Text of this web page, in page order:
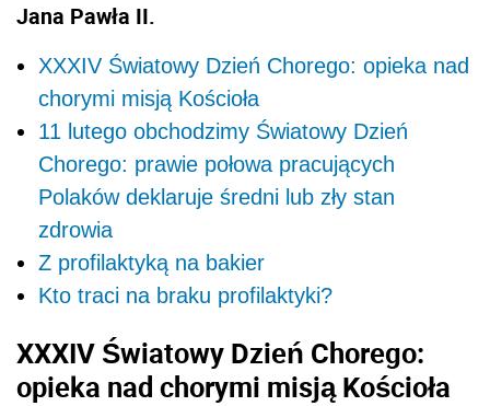
Jana Pawła II.
XXXIV Światowy Dzień Chorego: opieka nad
chorymi misją Kościoła
11 lutego obchodzimy Światowy Dzień
Chorego: prawie połowa pracujących
Polaków deklaruje średni lub zły stan
zdrowia
Z profilaktyką na bakier
Kto traci na braku profilaktyki?
XXXIV Światowy Dzień Chorego:
opieka nad chorymi misją Kościoła